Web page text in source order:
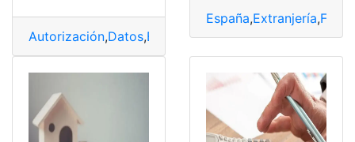
Autorización,Datos,España,formulario,Formularios,
España,Extranjería,